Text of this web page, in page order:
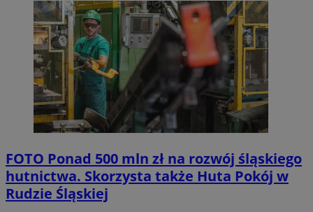
FOTO Ponad 500 mln zł na rozwój śląskiego
hutnictwa. Skorzysta także Huta Pokój w
Rudzie Śląskiej